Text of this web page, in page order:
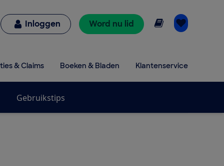
Inloggen Word nu lid Online lezen
& Claims Boeken & Bladen Klantenservice
Gebruikstips